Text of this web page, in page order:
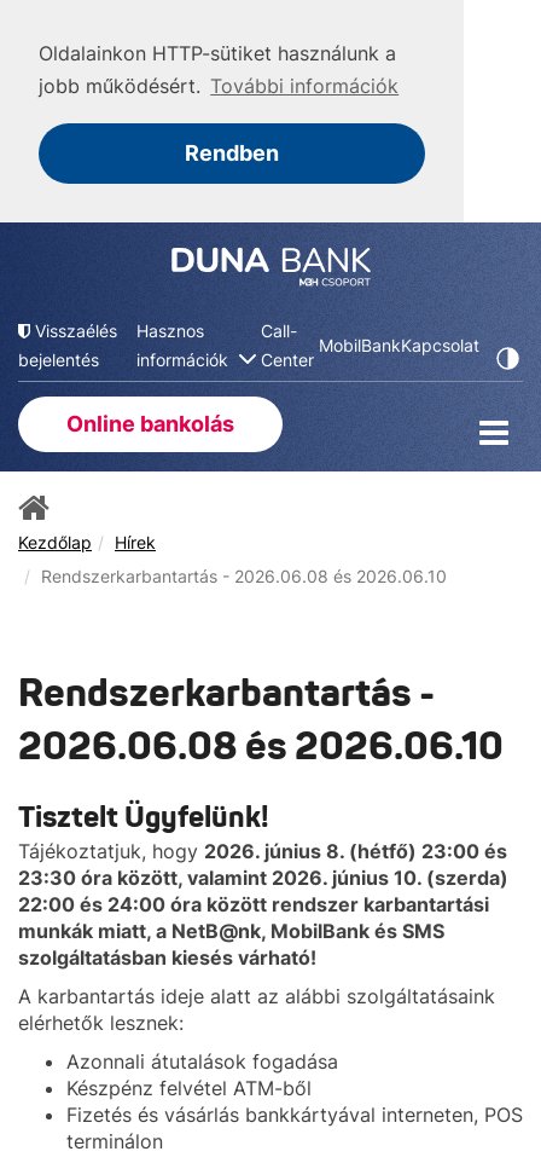
Oldalainkon HTTP-sütiket használunk a
jobb működésért. További információk
Rendben
Visszaélés
bejelentés
Hasznos
információk
Call-
Center
MobilBankKapcsolat
Online bankolás
Kezdőlap
Hírek
Rendszerkarbantartás - 2026.06.08 és 2026.06.10
Rendszerkarbantartás -
2026.06.08 és 2026.06.10
Tisztelt Ügyfelünk!
Tájékoztatjuk, hogy 2026. június 8. (hétfő) 23:00 és
23:30 óra között, valamint 2026. június 10. (szerda)
22:00 és 24:00 óra között rendszer karbantartási
munkák miatt, a NetB@nk, MobilBank és SMS
szolgáltatásban kiesés várható!
A karbantartás ideje alatt az alábbi szolgáltatásaink
elérhetők lesznek:
Azonnali átutalások fogadása
Készpénz felvétel ATM-ből
Fizetés és vásárlás bankkártyával interneten, POS
terminálon